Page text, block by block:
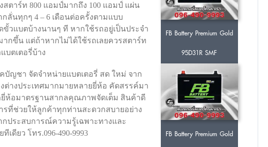
สตาร์ท 800 แอมป์มากถึง 100 แอมป์ แผ่น
ลั่นทุกๆ 4 – 6 เดือนต่อครั้งตามแบบ
วแบตบ้างนานๆ ที หากใช้รถอยู่เป็นประจำ
กขึ้น แต่ถ้าหากไม่ได้ใช้รถเลยควรสตาร์ท
บตเตอรี่บ้าง
ญชา จัดจำหน่ายแบตเตอรี่ สด ใหม่ จาก
างประเทศมากมายหลายยี่ห้อ คัดสรรค์มา
ห้อมาตรฐานสากลคุณภาพจัดเต็ม สินค้าดี
ที่ช่วยให้ลูกค้าทุกท่านสะดวกสบายอย่าง
ประสบการณ์ความรู้เฉพาะทางและ
ดียว โทร.096-490-9993
FB Battery Premium Gold
95D31R SMF
FB Battery Premium Gold